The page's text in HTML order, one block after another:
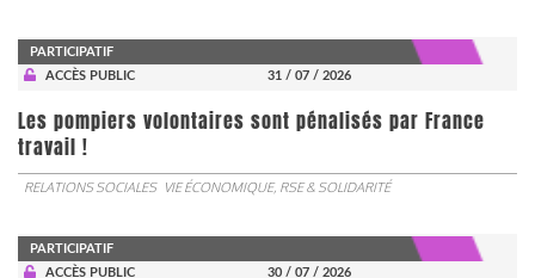
PARTICIPATIF
ACCÈS PUBLIC
31 / 07 / 2026
Les pompiers volontaires sont pénalisés par France
travail !
RELATIONS SOCIALES VIE ÉCONOMIQUE, RSE & SOLIDARITÉ
PARTICIPATIF
ACCÈS PUBLIC
30 / 07 / 2026